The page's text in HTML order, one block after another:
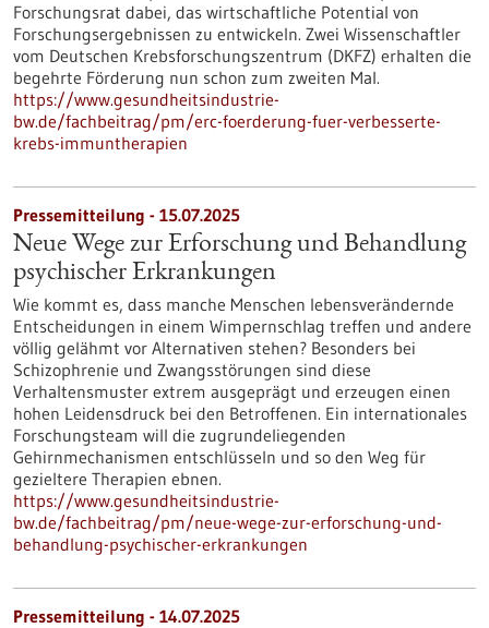
Forschungsrat dabei, das wirtschaftliche Potential von
Forschungsergebnissen zu entwickeln. Zwei Wissenschaftler
vom Deutschen Krebsforschungszentrum (DKFZ) erhalten die
begehrte Förderung nun schon zum zweiten Mal.
https://www.gesundheitsindustrie-
bw.de/fachbeitrag/pm/erc-foerderung-fuer-verbesserte-
krebs-immuntherapien
Pressemitteilung - 15.07.2025
Neue Wege zur Erforschung und Behandlung
psychischer Erkrankungen
Wie kommt es, dass manche Menschen lebensverändernde
Entscheidungen in einem Wimpernschlag treffen und andere
völlig gelähmt vor Alternativen stehen? Besonders bei
Schizophrenie und Zwangsstörungen sind diese
Verhaltensmuster extrem ausgeprägt und erzeugen einen
hohen Leidensdruck bei den Betroffenen. Ein internationales
Forschungsteam will die zugrundeliegenden
Gehirnmechanismen entschlüsseln und so den Weg für
gezieltere Therapien ebnen.
https://www.gesundheitsindustrie-
bw.de/fachbeitrag/pm/neue-wege-zur-erforschung-und-
behandlung-psychischer-erkrankungen
Pressemitteilung - 14.07.2025